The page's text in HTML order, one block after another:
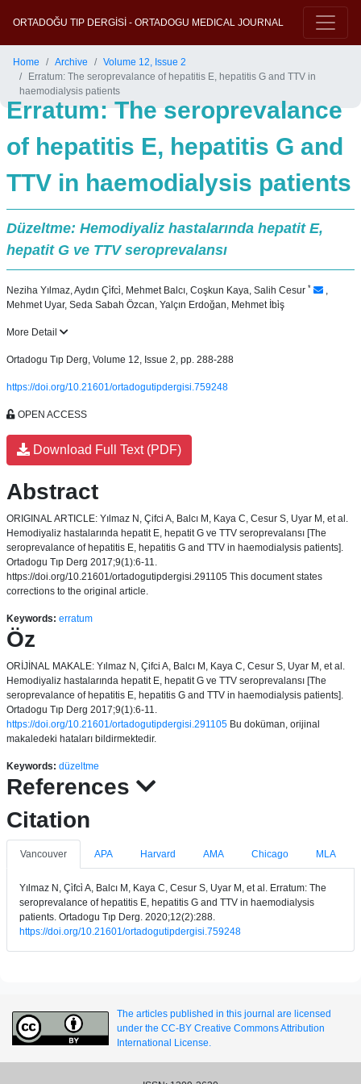
ORTADOĞU TIP DERGİSİ - ORTADOGU MEDICAL JOURNAL
Home Archive
Volume 12, Issue 2
Erratum: The seroprevalance of hepatitis E, hepatitis G and TTV in
haemodialysis patients
Erratum: The seroprevalance
of hepatitis E, hepatitis G and
TTV in haemodialysis patients
Düzeltme: Hemodiyaliz hastalarında hepatit E,
hepatit G ve TTV seroprevalansı
Neziha Yılmaz,Aydın Çi̇fci̇, Mehmet Balcı, Coşkun Kaya, Salih Cesur *
,
Mehmet Uyar, Seda Sabah Özcan, Yalçın Erdoğan, Mehmet İbi̇ş
More Detail
Ortadogu Tıp Derg, Volume 12, Issue 2, pp. 288-288
https://doi.org/10.21601/ortadogutipdergisi.759248
OPEN ACCESS
Download Full Text (PDF)
Abstract
ORIGINAL ARTICLE: Yılmaz N, Çifci A, Balcı M, Kaya C, Cesur S, Uyar M, et al.
Hemodiyaliz hastalarında hepatit E, hepatit G ve TTV seroprevalansı [The
seroprevalance of hepatitis E, hepatitis G and TTV in haemodialysis patients].
Ortadogu Tıp Derg 2017;9(1):6-11.
https://doi.org/10.21601/ortadogutipdergisi.291105 This document states
corrections to the original article.
Keywords: erratum
Öz
ORİJİNAL MAKALE: Yılmaz N, Çifci A, Balcı M, Kaya C, Cesur S, Uyar M, et al.
Hemodiyaliz hastalarında hepatit E, hepatit G ve TTV seroprevalansı [The
seroprevalance of hepatitis E, hepatitis G and TTV in haemodialysis patients].
Ortadogu Tıp Derg 2017;9(1):6-11.
https://doi.org/10.21601/ortadogutipdergisi.291105 Bu doküman, orijinal
makaledeki hataları bildirmektedir.
Keywords: düzeltme
References
Citation
Vancouver APA Harvard AMA Chicago MLA
Yılmaz N, Çi̇fci̇ A, Balcı M, Kaya C, Cesur S, Uyar M, et al. Erratum: The
seroprevalance of hepatitis E, hepatitis G and TTV in haemodialysis
patients. Ortadogu Tıp Derg. 2020;12(2):288.
https://doi.org/10.21601/ortadogutipdergisi.759248
The articles published in this journal are licensed
under the CC-BY Creative Commons Attribution
International License.